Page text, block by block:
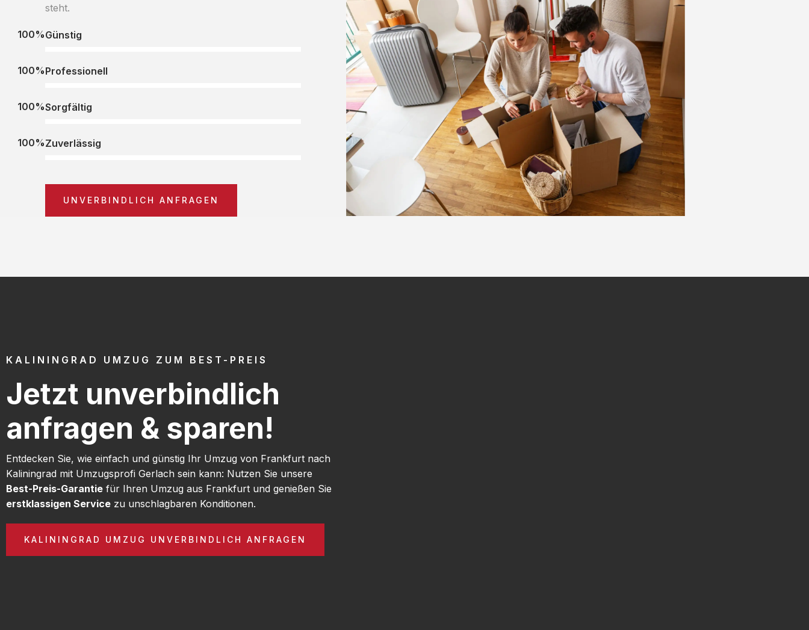
steht.
Günstig
100%
Professionell
100%
Sorgfältig
100%
Zuverlässig
100%
UNVERBINDLICH ANFRAGEN
KALININGRAD UMZUG ZUM BEST-PREIS
Jetzt unverbindlich
anfragen & sparen!
Entdecken Sie, wie einfach und günstig Ihr Umzug von Frankfurt nach
Kaliningrad mit Umzugsprofi Gerlach sein kann: Nutzen Sie unsere
Best-Preis-Garantie für Ihren Umzug aus Frankfurt und genießen Sie
erstklassigen Service zu unschlagbaren Konditionen.
KALININGRAD UMZUG UNVERBINDLICH ANFRAGEN